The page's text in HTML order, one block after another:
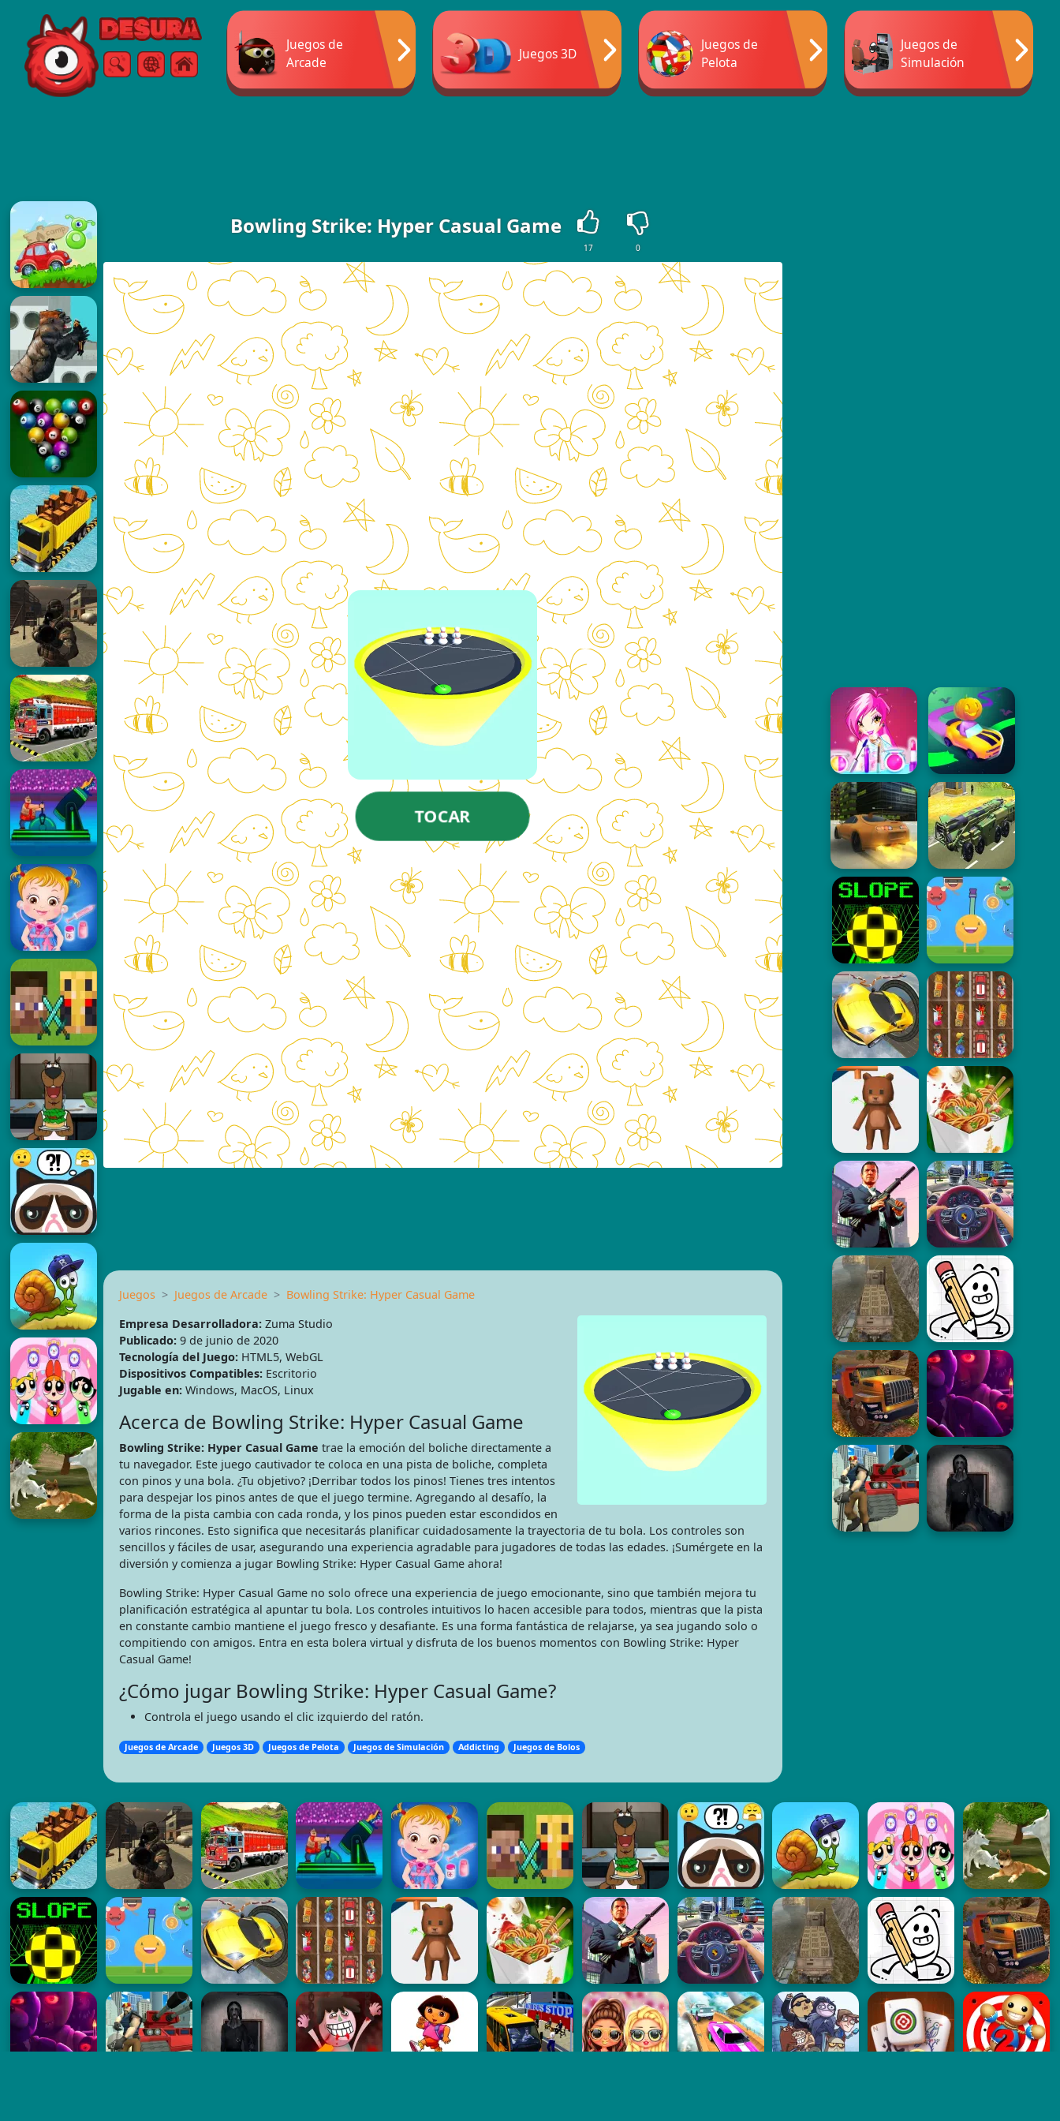
Free Online Games
BuscarMenú
Juegos de
Arcade
Juegos 3D
Juegos de
Pelota
Juegos de
Simulación
Bowling Strike: Hyper Casual Game
17 0
TOCAR
Juegos Juegos de Arcade
Bowling Strike: Hyper Casual Game
Empresa Desarrolladora:Zuma Studio
Publicado:9 de junio de 2020
Tecnología del Juego:HTML5, WebGL
Dispositivos Compatibles:Escritorio
Jugable en:Windows, MacOS, Linux
Acerca de Bowling Strike: Hyper Casual Game
Bowling Strike: Hyper Casual Game trae la emoción del boliche directamente a
tu navegador. Este juego cautivador te coloca en una pista de boliche, completa
con pinos y una bola. ¿Tu objetivo? ¡Derribar todos los pinos! Tienes tres intentos
para despejar los pinos antes de que el juego termine. Agregando al desafío, la
forma de la pista cambia con cada ronda, y los pinos pueden estar escondidos en
varios rincones. Esto significa que necesitarás planificar cuidadosamente la trayectoria de tu bola. Los controles son
sencillos y fáciles de usar, asegurando una experiencia agradable para jugadores de todas las edades. ¡Sumérgete en la
diversión y comienza a jugar Bowling Strike: Hyper Casual Game ahora!
Bowling Strike: Hyper Casual Game no solo ofrece una experiencia de juego emocionante, sino que también mejora tu
planificación estratégica al apuntar tu bola. Los controles intuitivos lo hacen accesible para todos, mientras que la pista
en constante cambio mantiene el juego fresco y desafiante. Es una forma fantástica de relajarse, ya sea jugando solo o
compitiendo con amigos. Entra en esta bolera virtual y disfruta de los buenos momentos con Bowling Strike: Hyper
Casual Game!
¿Cómo jugar Bowling Strike: Hyper Casual Game?
Controla el juego usando el clic izquierdo del ratón.
Juegos de Arcade Juegos 3D Juegos de Pelota Juegos de Simulación Addicting Juegos de Bolos